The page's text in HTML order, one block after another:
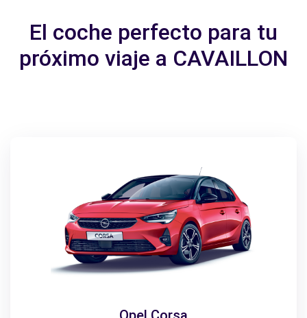
El coche perfecto para tu
próximo viaje a CAVAILLON